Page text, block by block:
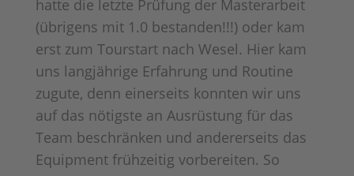
hatte die letzte Prüfung der Masterarbeit
(übrigens mit 1.0 bestanden!!!) oder kam
erst zum Tourstart nach Wesel. Hier kam
uns langjährige Erfahrung und Routine
zugute, denn einerseits konnten wir uns
auf das nötigste an Ausrüstung für das
Team beschränken und andererseits das
Equipment frühzeitig vorbereiten. So